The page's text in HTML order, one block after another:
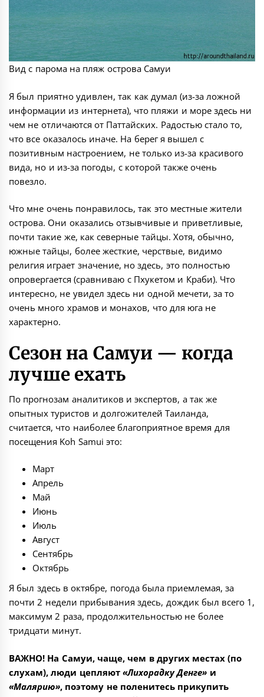
Вид с парома на пляж острова Самуи
Я был приятно удивлен, так как думал (из-за ложной
информации из интернета), что пляжи и море здесь ни
чем не отличаются от Паттайских. Радостью стало то,
что все оказалось иначе. На берег я вышел с
позитивным настроением, не только из-за красивого
вида, но и из-за погоды, с которой также очень
повезло.
Что мне очень понравилось, так это местные жители
острова. Они оказались отзывчивые и приветливые,
почти такие же, как северные тайцы. Хотя, обычно,
южные тайцы, более жесткие, черствые, видимо
религия играет значение, но здесь, это полностью
опровергается (сравниваю с Пхукетом и Краби). Что
интересно, не увидел здесь ни одной мечети, за то
очень много храмов и монахов, что для юга не
характерно.
Сезон на Самуи — когда
лучше ехать
По прогнозам аналитиков и экспертов, а так же
опытных туристов и долгожителей Таиланда,
считается, что наиболее благоприятное время для
посещения Koh Samui это:
Март
Апрель
Май
Июнь
Июль
Август
Сентябрь
Октябрь
Я был здесь в октябре, погода была приемлемая, за
почти 2 недели прибывания здесь, дождик был всего 1,
максимум 2 раза, продолжительностью не более
тридцати минут.
ВАЖНО! На Самуи, чаще, чем в других местах (по
слухам), люди цепляют «Лихорадку Денге» и
«Малярию», поэтому не поленитесь прикупить